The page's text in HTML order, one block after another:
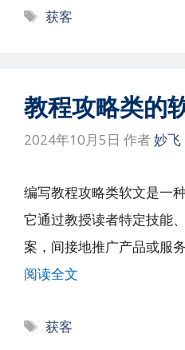
标
获客
教程攻略类的
2024年10月5日 作者妙飞
编写教程攻略类软文是一
它通过教授读者特定技能
案，间接地推广产品或服
阅读全文
标
获客